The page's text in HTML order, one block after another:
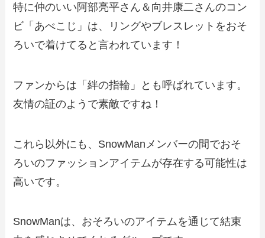
特に仲のいい阿部亮平さん＆向井康二さんのコン
ビ「あべこじ」は、リングやブレスレットをおそ
ろいで着けてると言われています！
ファンからは「絆の指輪」とも呼ばれています。
友情の証のようで素敵ですね！
これら以外にも、SnowManメンバーの間でおそ
ろいのファッションアイテムが存在する可能性は
高いです。
SnowManは、おそろいのアイテムを通じて結束